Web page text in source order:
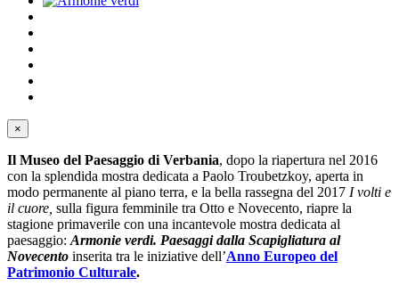
×
Il Museo del Paesaggio di Verbania, dopo la riapertura nel 2016
con la splendida mostra dedicata a Paolo Troubetzkoy, aperta in
modo permanente al piano terra, e la bella rassegna del 2017 I volti e
il cuore, sulla figura femminile tra Otto e Novecento, riapre la
stagione primaverile con una incantevole mostra dedicata al
paesaggio: Armonie verdi. Paesaggi dalla Scapigliatura al
Novecento inserita tra le iniziative dell’Anno Europeo del
Patrimonio Culturale.